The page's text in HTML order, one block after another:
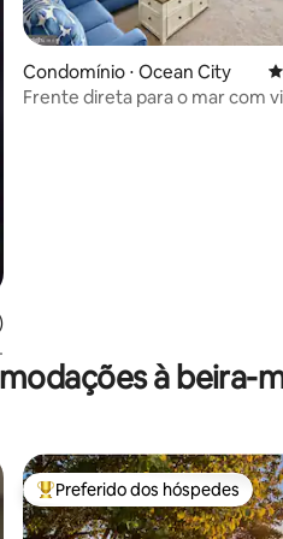
avaliação média de 5, 189
Condomínio ⋅ Ocean City
Frente direta para o mar com
à beira-
Entre os melhores preferidos
Preferido dos hóspedes